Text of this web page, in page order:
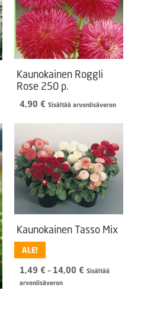
Kaunokainen Roggli
Rose 250 p.
4,90 € Sisältää arvonlisäveron
Kaunokainen Tasso Mix
ALE!
1,49 € – 14,00 € Hintaluokka:
Sisältää
arvonlisäveron